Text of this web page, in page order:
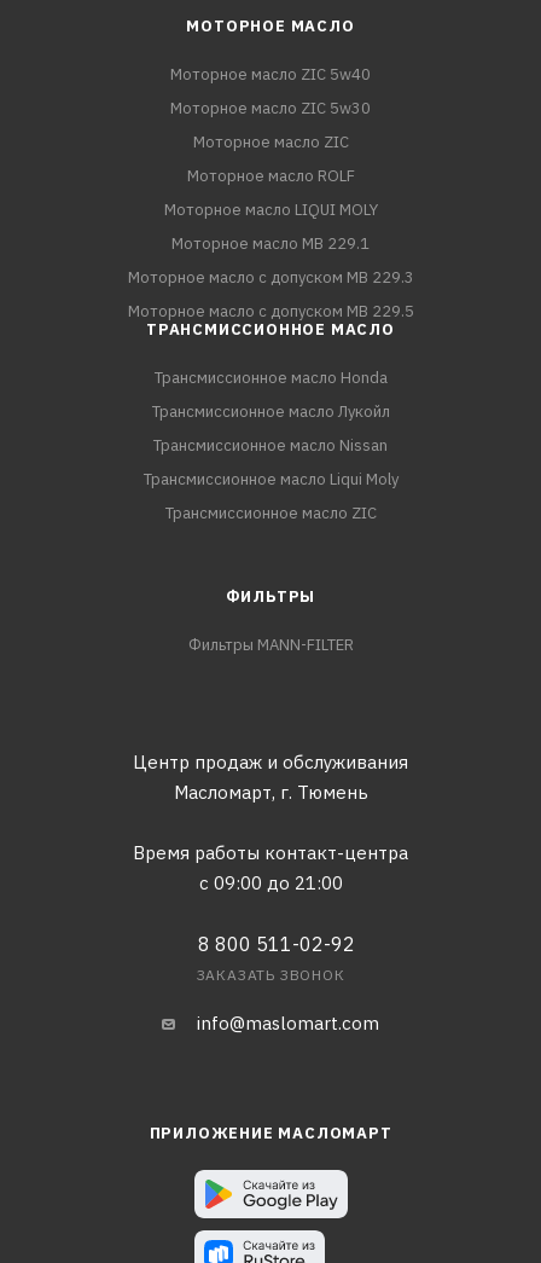
МОТОРНОЕ МАСЛО
Моторное масло ZIC 5w40
Моторное масло ZIC 5w30
Моторное масло ZIC
Моторное масло ROLF
Моторное масло LIQUI MOLY
Моторное масло MB 229.1
Моторное масло с допуском MB 229.3
Моторное масло с допуском MB 229.5
ТРАНСМИССИОННОЕ МАСЛО
Трансмиссионное масло Honda
Трансмиссионное масло Лукойл
Трансмиссионное масло Nissan
Трансмиссионное масло Liqui Moly
Трансмиссионное масло ZIC
ФИЛЬТРЫ
Фильтры MANN-FILTER
Центр продаж и обслуживания
Масломарт, г. Тюмень
Время работы контакт-центра
с 09:00 до 21:00
8 800 511-02-92
ЗАКАЗАТЬ ЗВОНОК
info@maslomart.com
ПРИЛОЖЕНИЕ МАСЛОМАРТ